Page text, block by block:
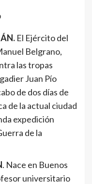
El Ejército del
Belgrano,
las tropas
Juan Pío
de dos días de
de la actual ciudad
expedición
de la
. Nace en Buenos
universitario